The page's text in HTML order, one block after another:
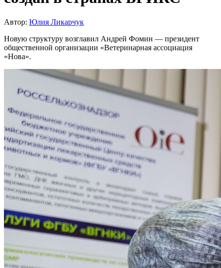
Автор: Юлия Ликарчук
Новую структуру возглавил Андрей Фомин — президент
общественной организации «Ветеринарная ассоциация
«Нова».